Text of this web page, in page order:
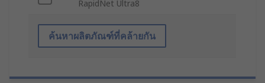
RapidNet Ultra8
ค้นหาผลิตภัณฑ์ที่คล้ายกัน